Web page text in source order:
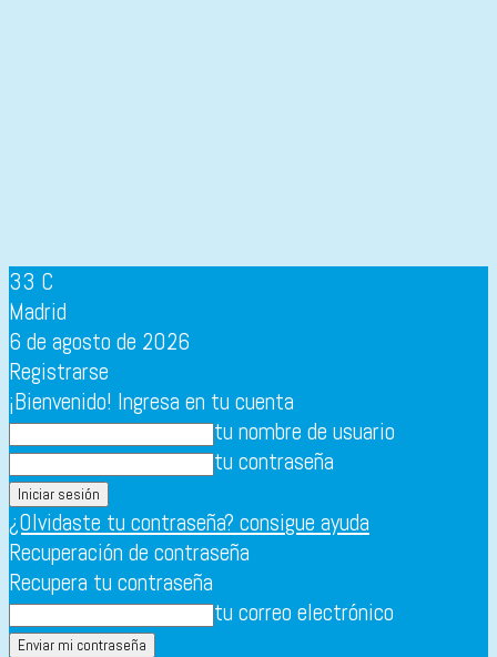
33 C
Madrid
6 de agosto de 2026
Registrarse
¡Bienvenido! Ingresa en tu cuenta
tu nombre de usuario
tu contraseña
¿Olvidaste tu contraseña? consigue ayuda
Recuperación de contraseña
Recupera tu contraseña
tu correo electrónico